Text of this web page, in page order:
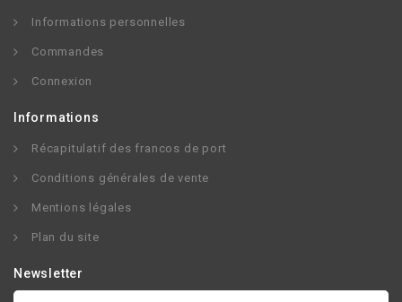
Informations personnelles
Commandes
Connexion
Informations
Récapitulatif des francos de port
Conditions générales de vente
Mentions légales
Plan du site
Newsletter